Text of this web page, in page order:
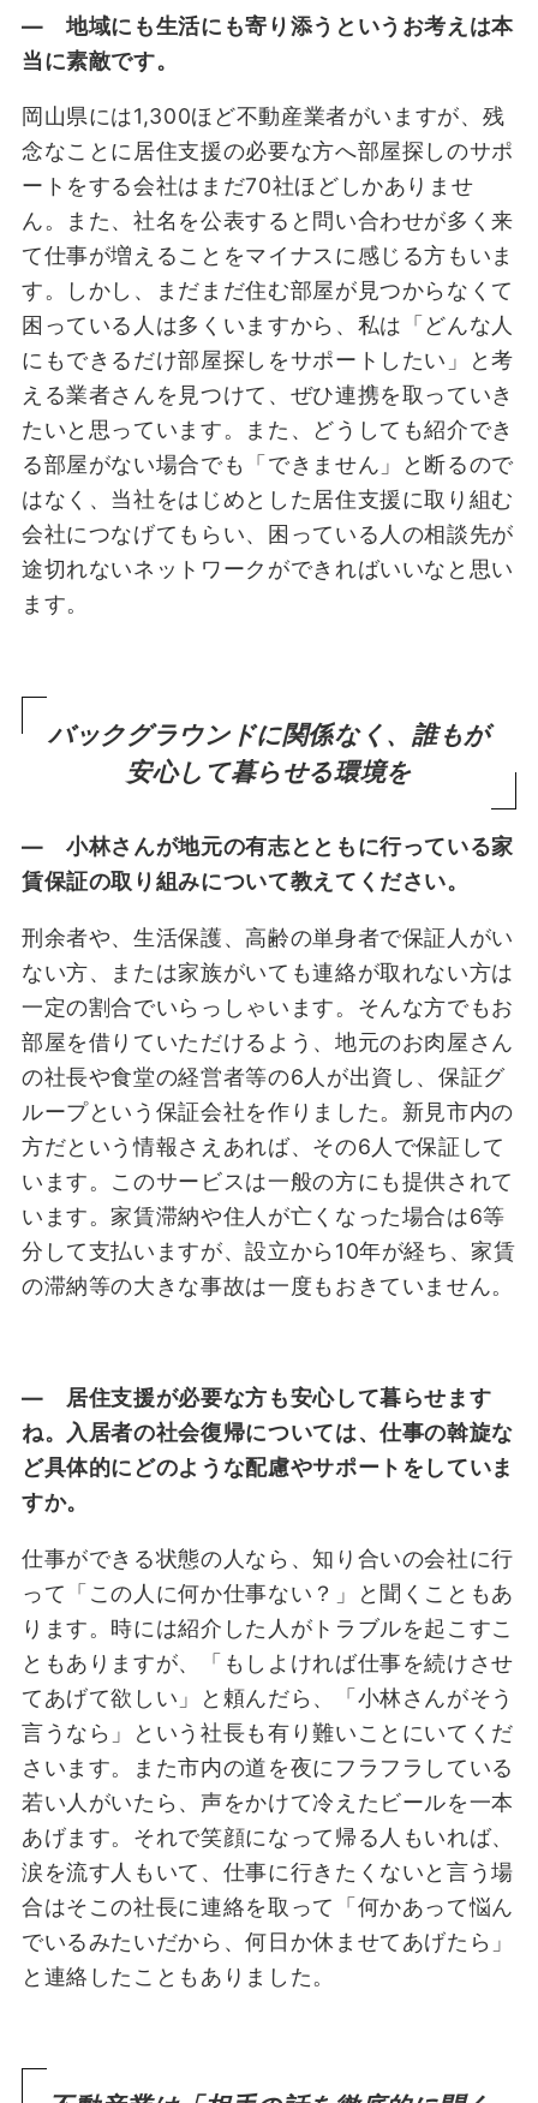
― 地域にも生活にも寄り添うというお考えは本
当に素敵です。
岡山県には1,300ほど不動産業者がいますが、残
念なことに居住支援の必要な方へ部屋探しのサポ
ートをする会社はまだ70社ほどしかありませ
ん。また、社名を公表すると問い合わせが多く来
て仕事が増えることをマイナスに感じる方もいま
す。しかし、まだまだ住む部屋が見つからなくて
困っている人は多くいますから、私は「どんな人
にもできるだけ部屋探しをサポートしたい」と考
える業者さんを見つけて、ぜひ連携を取っていき
たいと思っています。また、どうしても紹介でき
る部屋がない場合でも「できません」と断るので
はなく、当社をはじめとした居住支援に取り組む
会社につなげてもらい、困っている人の相談先が
途切れないネットワークができればいいなと思い
ます。
バックグラウンドに関係なく、誰もが
安心して暮らせる環境を
― 小林さんが地元の有志とともに行っている家
賃保証の取り組みについて教えてください。
刑余者や、生活保護、高齢の単身者で保証人がい
ない方、または家族がいても連絡が取れない方は
一定の割合でいらっしゃいます。そんな方でもお
部屋を借りていただけるよう、地元のお肉屋さん
の社長や食堂の経営者等の6人が出資し、保証グ
ループという保証会社を作りました。新見市内の
方だという情報さえあれば、その6人で保証して
います。このサービスは一般の方にも提供されて
います。家賃滞納や住人が亡くなった場合は6等
分して支払いますが、設立から10年が経ち、家賃
の滞納等の大きな事故は一度もおきていません。
― 居住支援が必要な方も安心して暮らせます
ね。入居者の社会復帰については、仕事の斡旋な
ど具体的にどのような配慮やサポートをしていま
すか。
仕事ができる状態の人なら、知り合いの会社に行
って「この人に何か仕事ない？」と聞くこともあ
ります。時には紹介した人がトラブルを起こすこ
ともありますが、「もしよければ仕事を続けさせ
てあげて欲しい」と頼んだら、「小林さんがそう
言うなら」という社長も有り難いことにいてくだ
さいます。また市内の道を夜にフラフラしている
若い人がいたら、声をかけて冷えたビールを一本
あげます。それで笑顔になって帰る人もいれば、
涙を流す人もいて、仕事に行きたくないと言う場
合はそこの社長に連絡を取って「何かあって悩ん
でいるみたいだから、何日か休ませてあげたら」
と連絡したこともありました。